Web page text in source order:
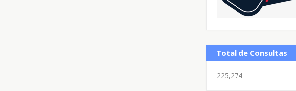
Total de Consultas
225,274